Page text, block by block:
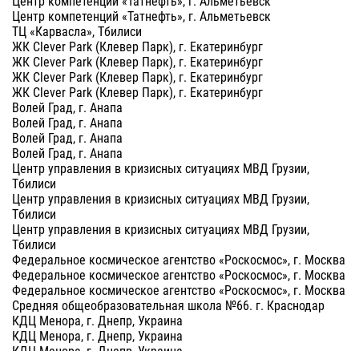
Центр компетенций «Татнефть», г. Альметьевск
ТЦ «Карвасла», Тбилиси
ЖК Clever Park (Клевер Парк), г. Екатеринбург
ЖК Clever Park (Клевер Парк), г. Екатеринбург
ЖК Clever Park (Клевер Парк), г. Екатеринбург
ЖК Clever Park (Клевер Парк), г. Екатеринбург
Волей Град, г. Анапа
Волей Град, г. Анапа
Волей Град, г. Анапа
Волей Град, г. Анапа
Центр управления в кризисных ситуациях МВД Грузии,
Тбилиси
Центр управления в кризисных ситуациях МВД Грузии,
Тбилиси
Центр управления в кризисных ситуациях МВД Грузии,
Тбилиси
Федеральное космическое агентство «Роскосмос», г. Москва
Федеральное космическое агентство «Роскосмос», г. Москва
Федеральное космическое агентство «Роскосмос», г. Москва
Средняя общеобразовательная школа №66. г. Краснодар
КДЦ Менора, г. Днепр, Украина
КДЦ Менора, г. Днепр, Украина